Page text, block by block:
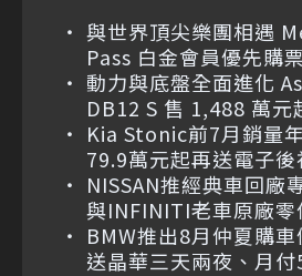
與世界頂尖樂團相遇
Pass 白金會員優先購
動力與底盤全面進化
DB12 S 售 1,488 萬元
Kia Stonic前7月銷量
79.9萬元起再送電子後
NISSAN推經典車回
與INFINITI老車原廠零
BMW推出8月仲夏購
送晶華三天兩夜、月